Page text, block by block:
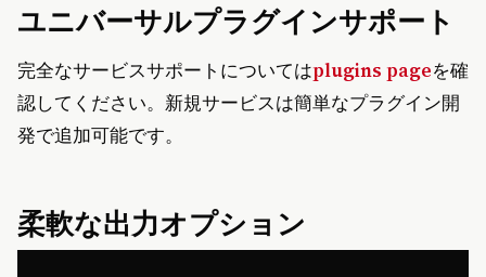
ユニバーサルプラグインサポート
完全なサービスサポートについてはplugins pageを確
認してください。新規サービスは簡単なプラグイン開
発で追加可能です。
柔軟な出力オプション